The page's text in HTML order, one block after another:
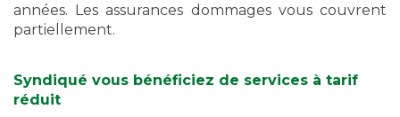
années. Les assurances dommages vous couvrent
partiellement.
Syndiqué vous bénéficiez de services à tarif
réduit